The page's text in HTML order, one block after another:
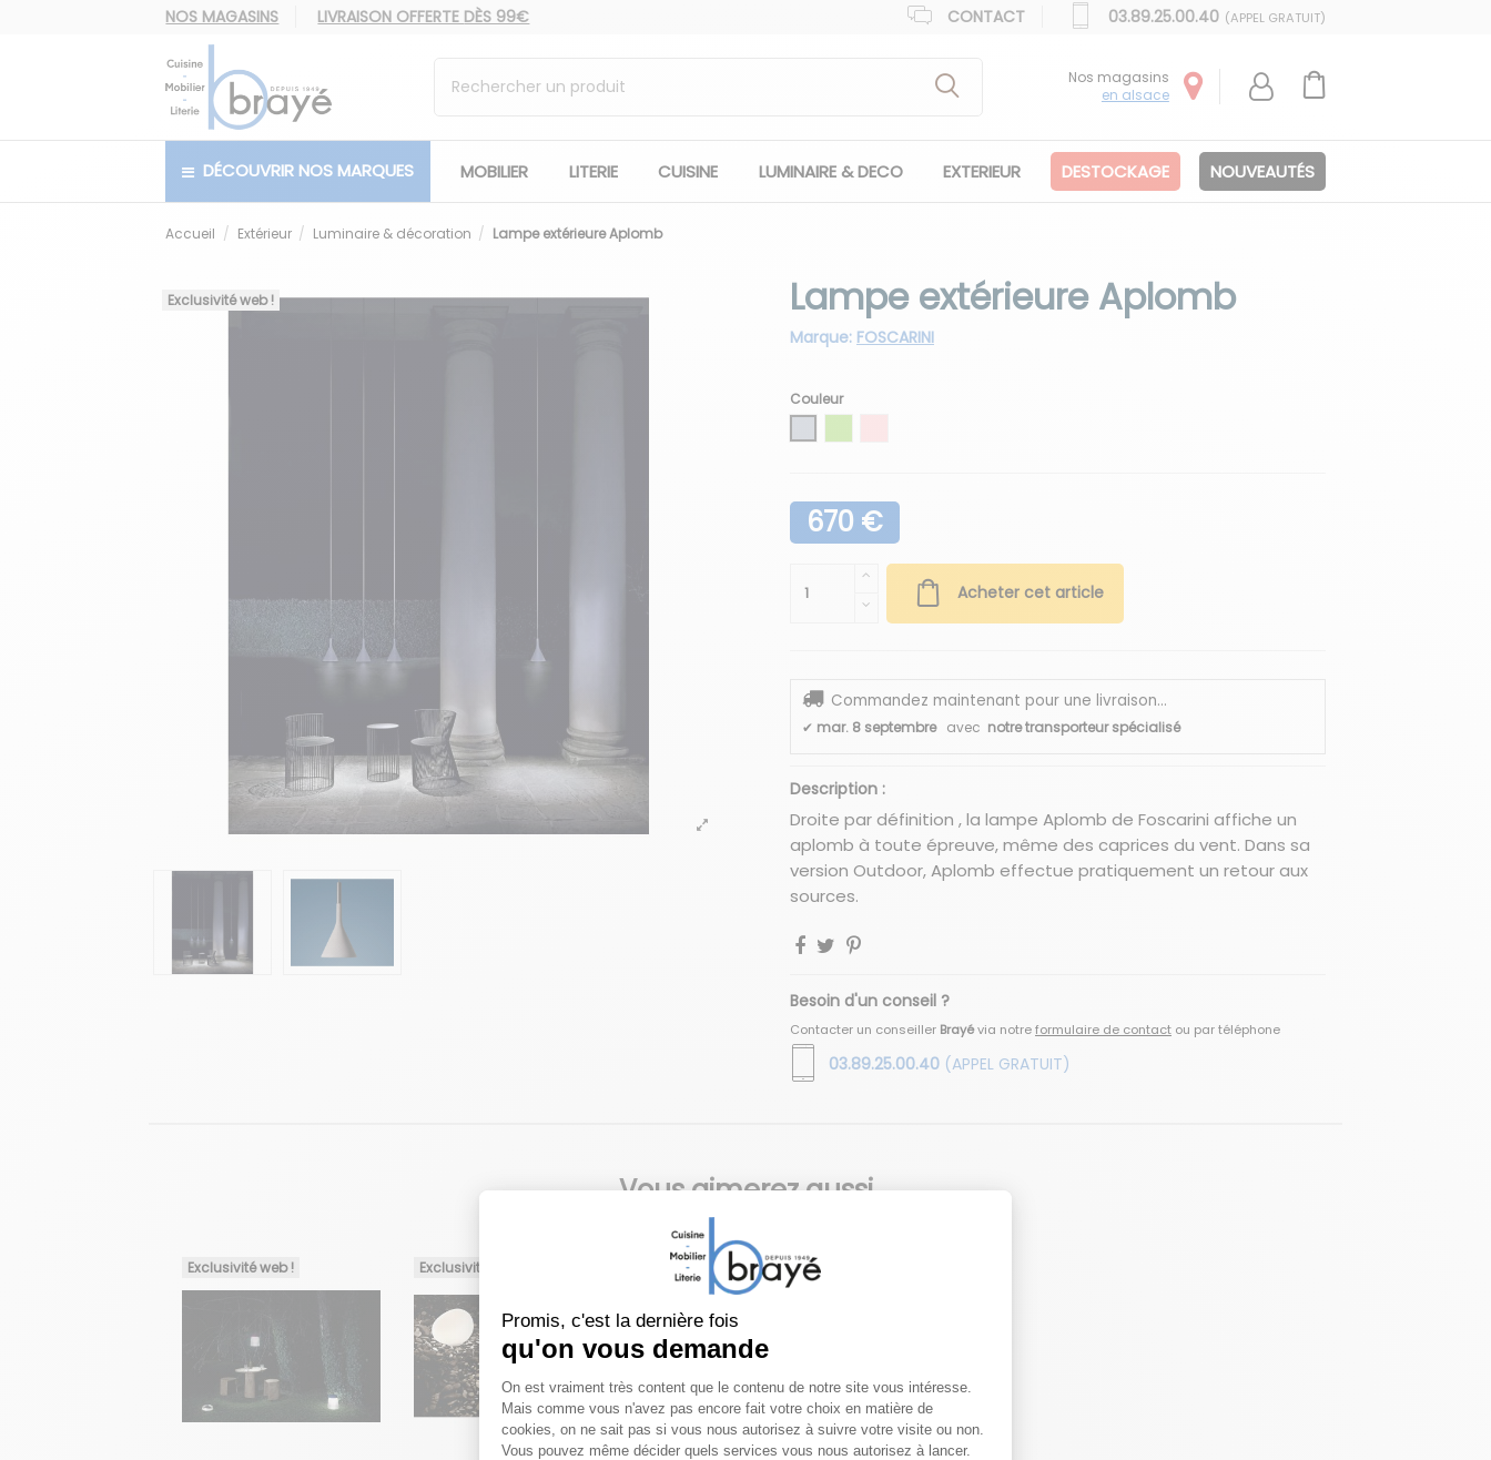
NOS MAGASINS LIVRAISON OFFERTE DÈS 99€ CONTACT 03.89.25.00.40 (APPEL GRATUIT)
Nos magasins
en alsace
DÉCOUVRIR NOS MARQUES MOBILIER LITERIE CUISINE LUMINAIRE & DECO EXTERIEUR DESTOCKAGE NOUVEAUTÉS
Accueil Extérieur Luminaire & décoration Lampe extérieure Aplomb
Exclusivité web ! Lampe extérieure Aplomb
Marque: FOSCARINI
Couleur
670 €
Acheter cet article
Commandez maintenant pour une livraison...
✔ mar. 8 septembre avec notre transporteur spécialisé
Description :
Droite par définition , la lampe Aplomb de Foscarini affiche un
aplomb à toute épreuve, même des caprices du vent. Dans sa
version Outdoor, Aplomb effectue pratiquement un retour aux
sources.
Besoin d'un conseil ?
Contacter un conseiller Brayévia notreformulaire de contact ou par téléphone
03.89.25.00.40 (APPEL GRATUIT)
Vous aimerez aussi
Exclusivité web ! Exclusivité web ! Exclusivité web !